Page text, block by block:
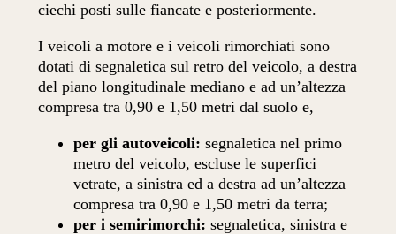
ciechi posti sulle fiancate e posteriormente.
I veicoli a motore e i veicoli rimorchiati sono
dotati di segnaletica sul retro del veicolo, a destra
del piano longitudinale mediano e ad un’altezza
compresa tra 0,90 e 1,50 metri dal suolo e,
per gli autoveicoli: segnaletica nel primo
metro del veicolo, escluse le superfici
vetrate, a sinistra ed a destra ad un’altezza
compresa tra 0,90 e 1,50 metri da terra;
per i semirimorchi: segnaletica, sinistra e